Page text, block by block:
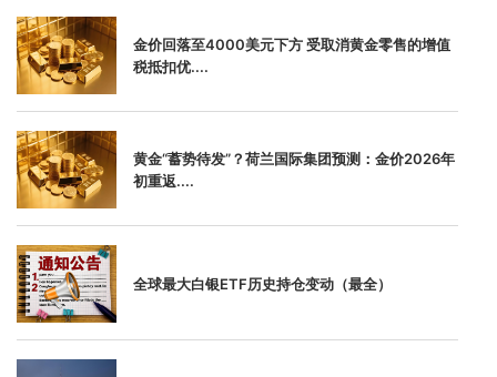
金价回落至4000美元下方 受取消黄金零售的增值
税抵扣优....
黄金“蓄势待发”？荷兰国际集团预测：金价2026年
初重返....
全球最大白银ETF历史持仓变动（最全）